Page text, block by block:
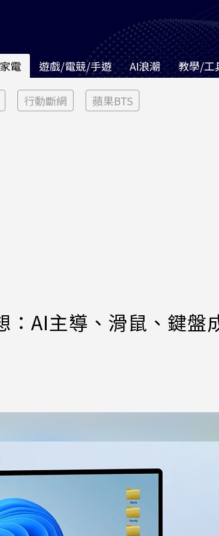
電 遊戲/電競/手遊 AI浪潮 教學/工
行動斷網 蘋果BTS
AI主導、滑鼠、鍵盤